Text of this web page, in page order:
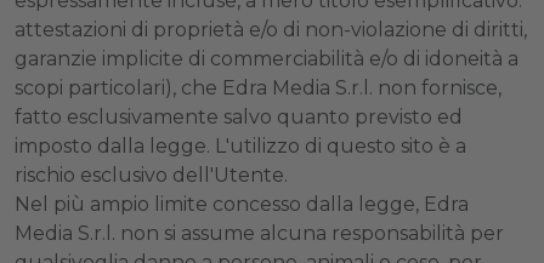
attestazioni di proprietà e/o di non-violazione di diritti,
garanzie implicite di commerciabilità e/o di idoneità a
scopi particolari), che Edra Media S.r.l. non fornisce,
fatto esclusivamente salvo quanto previsto ed
imposto dalla legge. L'utilizzo di questo sito è a
rischio esclusivo dell'Utente.
Nel più ampio limite concesso dalla legge, Edra
Media S.r.l. non si assume alcuna responsabilità per